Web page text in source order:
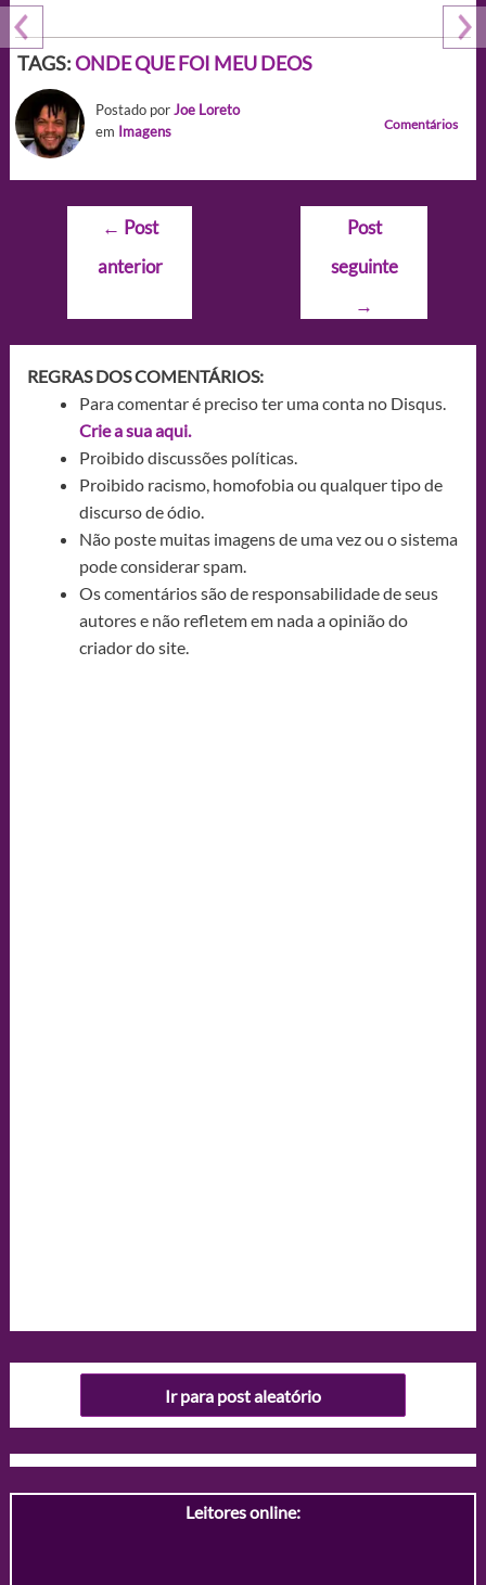
TAGS:ONDE QUE FOI MEU DEOS
Postado porJoe Loreto
em Imagens Comentários
Navegação
Post
← Post
anterior
Post
seguinte
→
REGRAS DOS COMENTÁRIOS:
Para comentar é preciso ter uma conta no Disqus.
Crie a sua aqui.
Proibido discussões políticas.
Proibido racismo, homofobia ou qualquer tipo de
discurso de ódio.
Não poste muitas imagens de uma vez ou o sistema
pode considerar spam.
Os comentários são de responsabilidade de seus
autores e não refletem em nada a opinião do
criador do site.
Ir para post aleatório
Leitores online: